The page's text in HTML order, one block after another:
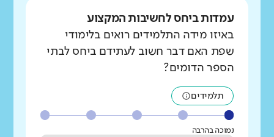
עמדות ביחס לחשיבות המקצוע
באיזו מידה התלמידים רואים בלימודי
שפת האם דבר חשוב לעתידם ביחס לבתי
הספר הדומים?
תלמידים
נמוכה בהרבה